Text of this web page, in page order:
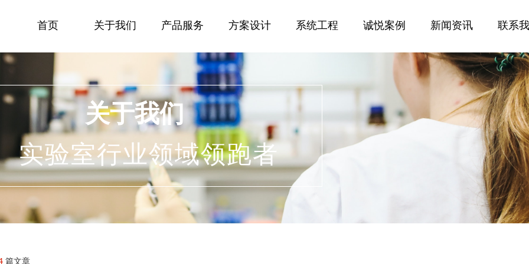
首页 关于我们 产品服务 方案设计 系统工程 诚悦案例 新闻资讯 联系
篇文章
关于我们
实验室行业领域领跑者
关于我们 产品服务 方案设计 解决方案201